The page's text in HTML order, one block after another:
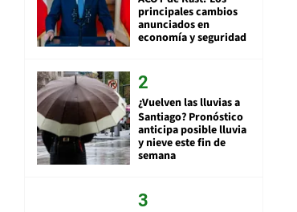
principales cambios
anunciados en
economía y seguridad
¿Vuelven las lluvias a
Santiago? Pronóstico
anticipa posible lluvia
y nieve este fin de
semana